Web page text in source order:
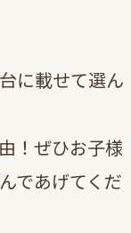
に載せて選ん
！ぜひお子様
であげてくだ